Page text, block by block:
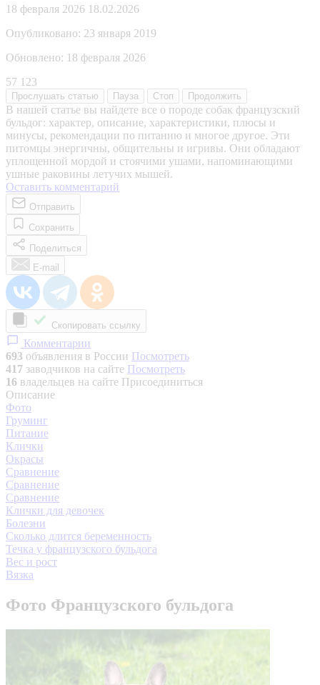
18 февраля 2026 18.02.2026
Опубликовано: 23 января 2019
Обновлено: 18 февраля 2026
57 123
Прослушать статью Пауза Стоп Продолжить
В нашей статье вы найдете все о породе собак французский
бульдог: характер, описание, характеристики, плюсы и
минусы, рекомендации по питанию и многое другое. Эти
питомцы энергичны, общительны и игривы. Они обладают
уплощенной мордой и стоячими ушами, напоминающими
ушные раковины летучих мышей.
Оставить комментарий
Отправить
Сохранить
Поделиться
E-mail
Скопировать ссылку
Комментарии
693 объявления в России Посмотреть
417 заводчиков на сайте Посмотреть
16 владельцев на сайте Присоединиться
Описание
Фото
Груминг
Питание
Клички
Окрасы
Сравнение
Сравнение
Сравнение
Клички для девочек
Болезни
Сколько длится беременность
Течка у французского бульдога
Вес и рост
Вязка
Фото Французского бульдога